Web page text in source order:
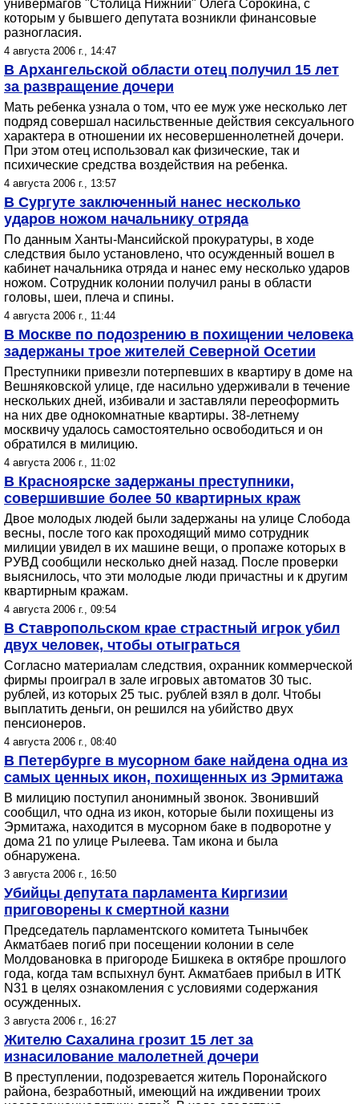
универмагов "Столица Нижний" Олега Сорокина, с
которым у бывшего депутата возникли финансовые
разногласия.
4 августа 2006 г., 14:47
В Архангельской области отец получил 15 лет
за развращение дочери
Мать ребенка узнала о том, что ее муж уже несколько лет
подряд совершал насильственные действия сексуального
характера в отношении их несовершеннолетней дочери.
При этом отец использовал как физические, так и
психические средства воздействия на ребенка.
4 августа 2006 г., 13:57
В Сургуте заключенный нанес несколько
ударов ножом начальнику отряда
По данным Ханты-Мансийской прокуратуры, в ходе
следствия было установлено, что осужденный вошел в
кабинет начальника отряда и нанес ему несколько ударов
ножом. Сотрудник колонии получил раны в области
головы, шеи, плеча и спины.
4 августа 2006 г., 11:44
В Москве по подозрению в похищении человека
задержаны трое жителей Северной Осетии
Преступники привезли потерпевших в квартиру в доме на
Вешняковской улице, где насильно удерживали в течение
нескольких дней, избивали и заставляли переоформить
на них две однокомнатные квартиры. 38-летнему
москвичу удалось самостоятельно освободиться и он
обратился в милицию.
4 августа 2006 г., 11:02
В Красноярске задержаны преступники,
совершившие более 50 квартирных краж
Двое молодых людей были задержаны на улице Слобода
весны, после того как проходящий мимо сотрудник
милиции увидел в их машине вещи, о пропаже которых в
РУВД сообщили несколько дней назад. После проверки
выяснилось, что эти молодые люди причастны и к другим
квартирным кражам.
4 августа 2006 г., 09:54
В Ставропольском крае страстный игрок убил
двух человек, чтобы отыграться
Согласно материалам следствия, охранник коммерческой
фирмы проиграл в зале игровых автоматов 30 тыс.
рублей, из которых 25 тыс. рублей взял в долг. Чтобы
выплатить деньги, он решился на убийство двух
пенсионеров.
4 августа 2006 г., 08:40
В Петербурге в мусорном баке найдена одна из
самых ценных икон, похищенных из Эрмитажа
В милицию поступил анонимный звонок. Звонивший
сообщил, что одна из икон, которые были похищены из
Эрмитажа, находится в мусорном баке в подворотне у
дома 21 по улице Рылеева. Там икона и была
обнаружена.
3 августа 2006 г., 16:50
Убийцы депутата парламента Киргизии
приговорены к смертной казни
Председатель парламентского комитета Тынычбек
Акматбаев погиб при посещении колонии в селе
Молдовановка в пригороде Бишкека в октябре прошлого
года, когда там вспыхнул бунт. Акматбаев прибыл в ИТК
N31 в целях ознакомления с условиями содержания
осужденных.
3 августа 2006 г., 16:27
Жителю Сахалина грозит 15 лет за
изнасилование малолетней дочери
В преступлении, подозревается житель Поронайского
района, безработный, имеющий на иждивении троих